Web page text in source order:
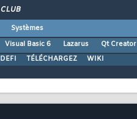
CLUB
Systèmes
Visual Basic 6 Lazarus
Qt Creator
DEFI TÉLÉCHARGEZ WIKI